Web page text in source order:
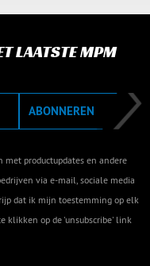
LAATSTE MPM
ABONNEREN
met productupdates en andere
via e-mail, sociale media
dat ik mijn toestemming op elk
klikken op de 'unsubscribe' link